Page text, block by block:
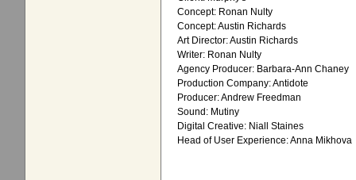
Concept: Ronan Nulty
Concept: Austin Richards
Art Director: Austin Richards
Writer: Ronan Nulty
Agency Producer: Barbara-Ann Chaney
Production Company: Antidote
Producer: Andrew Freedman
Sound: Mutiny
Digital Creative: Niall Staines
Head of User Experience: Anna Mikhova